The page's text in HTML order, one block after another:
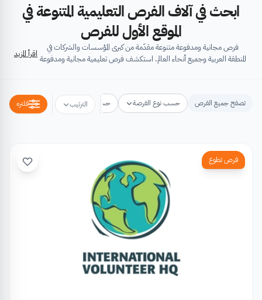
ابحث في آلاف الفرص التعليمية المتنوعة في
الموقع الأول للفرص
فرص مجانية ومدفوعة متنوعة مقدّمة من كبرى المؤسسات والشركات في
المنطقة العربية وجميع أنحاء العالم. استكشف فرص تعليمية مجانية ومدفوعة
الخبرات وبناء القدرات.
اقرأ المزيد
تصفح جميع الفرص حسب نوع الفرصة حسب مكان الفرصة حسب الترتيب فلتره
فرص تطوع